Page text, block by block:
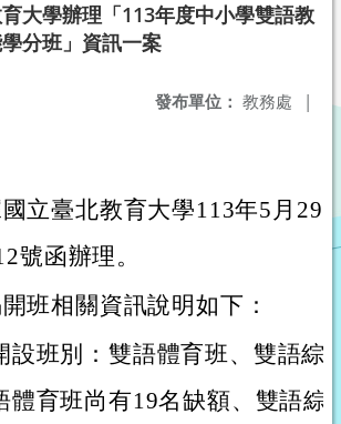
大學辦理「113年度中小學雙語教
分班」資訊一案
發布單位： 教務處 |
立臺北教育大學113年5月29
號函辦理。
班相關資訊說明如下：
設班別：雙語體育班、雙語綜
體育班尚有19名缺額、雙語綜